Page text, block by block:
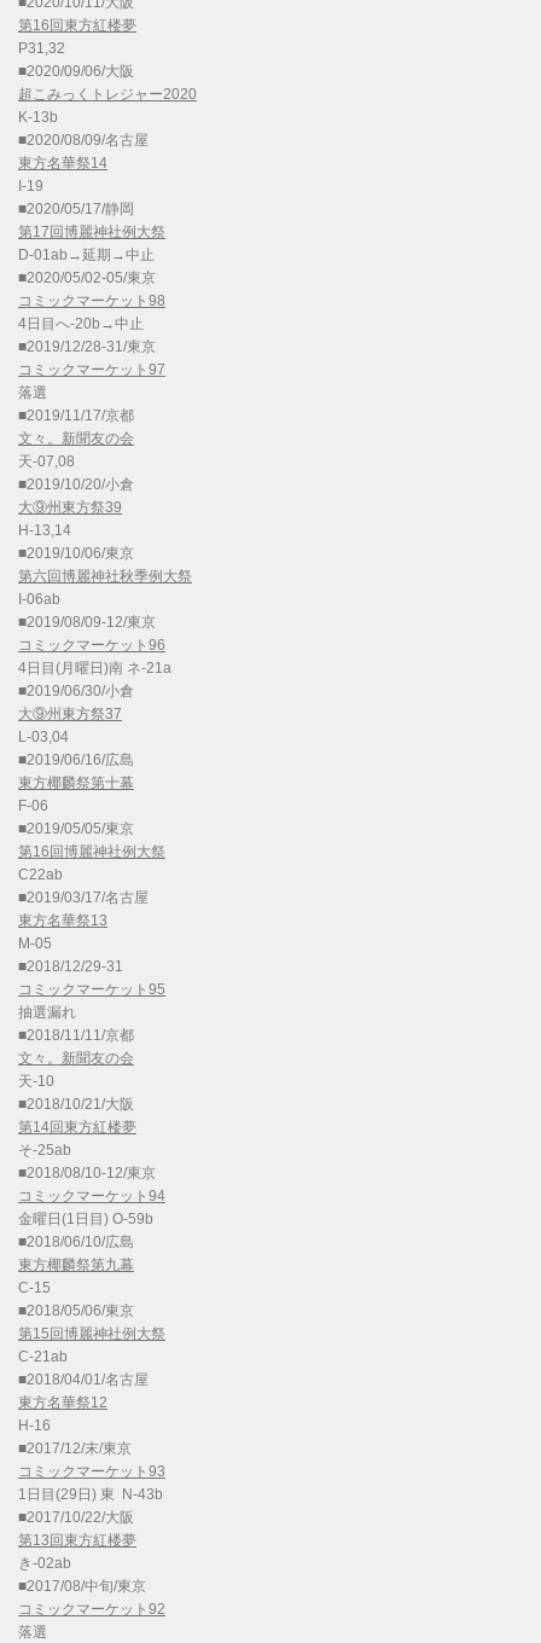
第16回東方紅楼夢
P31,32
■2020/09/06/大阪
超こみっくトレジャー2020
K-13b
■2020/08/09/名古屋
東方名華祭14
I-19
■2020/05/17/静岡
第17回博麗神社例大祭
D-01ab→延期→中止
■2020/05/02-05/東京
コミックマーケット98
4日目へ-20b→中止
■2019/12/28-31/東京
コミックマーケット97
落選
■2019/11/17/京都
文々。新聞友の会
天-07,08
■2019/10/20/小倉
大⑨州東方祭39
H-13,14
■2019/10/06/東京
第六回博麗神社秋季例大祭
I-06ab
■2019/08/09-12/東京
コミックマーケット96
4日目(月曜日)南 ネ-21a
■2019/06/30/小倉
大⑨州東方祭37
L-03,04
■2019/06/16/広島
東方椰麟祭第十幕
F-06
■2019/05/05/東京
第16回博麗神社例大祭
C22ab
■2019/03/17/名古屋
東方名華祭13
M-05
■2018/12/29-31
コミックマーケット95
抽選漏れ
■2018/11/11/京都
文々。新聞友の会
天-10
■2018/10/21/大阪
第14回東方紅楼夢
そ-25ab
■2018/08/10-12/東京
コミックマーケット94
金曜日(1日目) O-59b
■2018/06/10/広島
東方椰麟祭第九幕
C-15
■2018/05/06/東京
第15回博麗神社例大祭
C-21ab
■2018/04/01/名古屋
東方名華祭12
H-16
■2017/12/末/東京
コミックマーケット93
1日目(29日) 東 N-43b
■2017/10/22/大阪
第13回東方紅楼夢
き-02ab
■2017/08/中旬/東京
コミックマーケット92
落選